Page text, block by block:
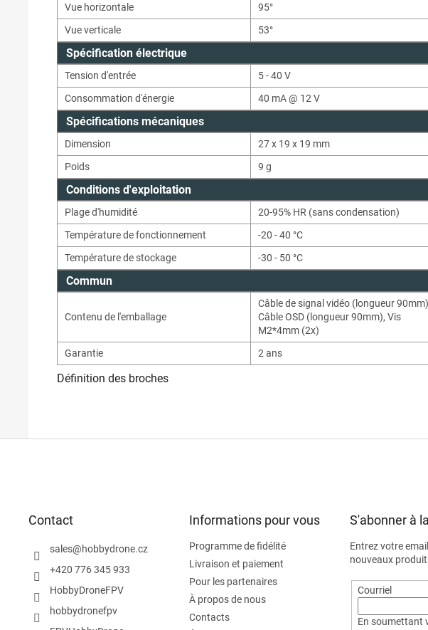
Vue horizontale
95°
Vue verticale
53°
Spécification électrique
Tension d'entrée
5 - 40 V
Consommation d'énergie
40 mA @ 12 V
Spécifications mécaniques
Dimension
27 x 19 x 19 mm
Poids
9 g
Conditions d'exploitation
Plage d'humidité
20-95% HR (sans condensation)
Température de fonctionnement
-20 - 40 °C
Température de stockage
-30 - 50 °C
Commun
Contenu de l'emballage
Câble de signal vidéo (longueur 90mm)
Câble OSD (longueur 90mm), Vis
M2*4mm (2x)
Garantie
2 ans
Définition des broches
Contact
sales@hobbydrone.cz
+420 776 345 933
HobbyDroneFPV
hobbydronefpv
Informations pour vous
Programme de fidélité
Livraison et paiement
Pour les partenaires
À propos de nous
Contacts
S'abonner à
Entrez votre
nouveaux
Courriel
En soumettant